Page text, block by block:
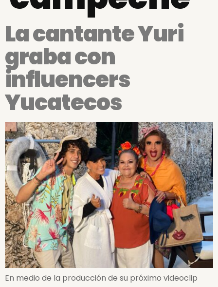
La cantante Yuri
graba con
influencers
Yucatecos
En medio de la producción de su próximo videoclip